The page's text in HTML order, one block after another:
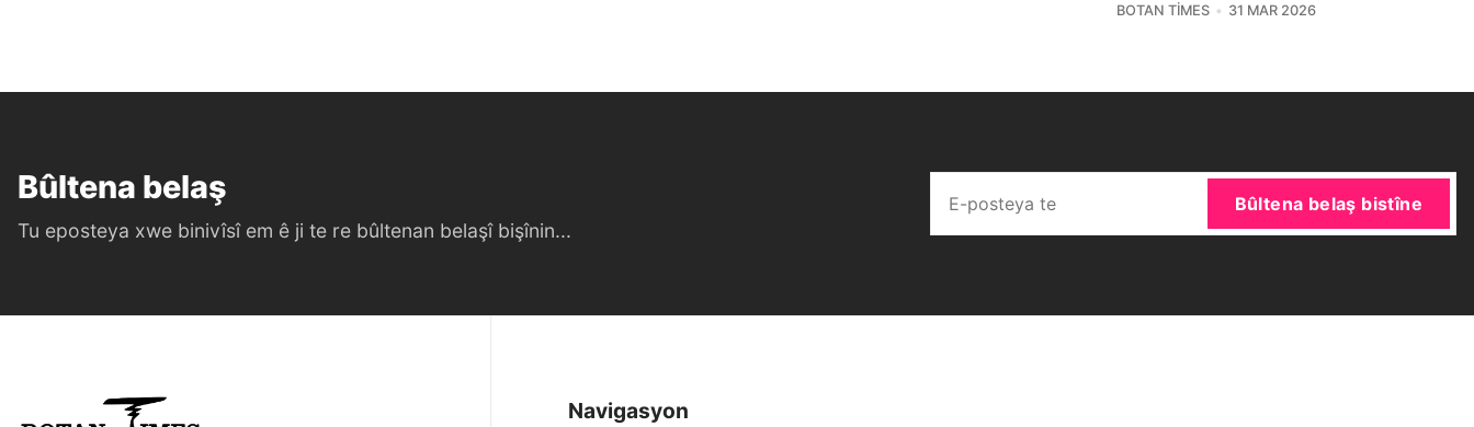
BOTAN TIMES 31 MAR 2026
Bûltena belaş
Tu eposteya xwe binivîsî em ê ji te re bûltenan belaşî bişînin...
Bûltena belaş bistîne
Navigasyon